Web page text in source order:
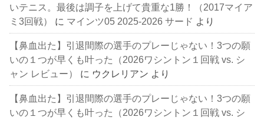
いテニス。最後は調子を上げて貴重な1勝！（2017マイア
ミ3回戦）
に マインツ05 2025-2026 サード より
【鼻血出た】引退間際の選手のプレーじゃない！3つの願
いの１つが早くも叶った（2026ワシントン１回戦 vs. シ
ャン レビュー）
に ウクレリアン より
【鼻血出た】引退間際の選手のプレーじゃない！3つの願
いの１つが早くも叶った（2026ワシントン１回戦 vs. シ